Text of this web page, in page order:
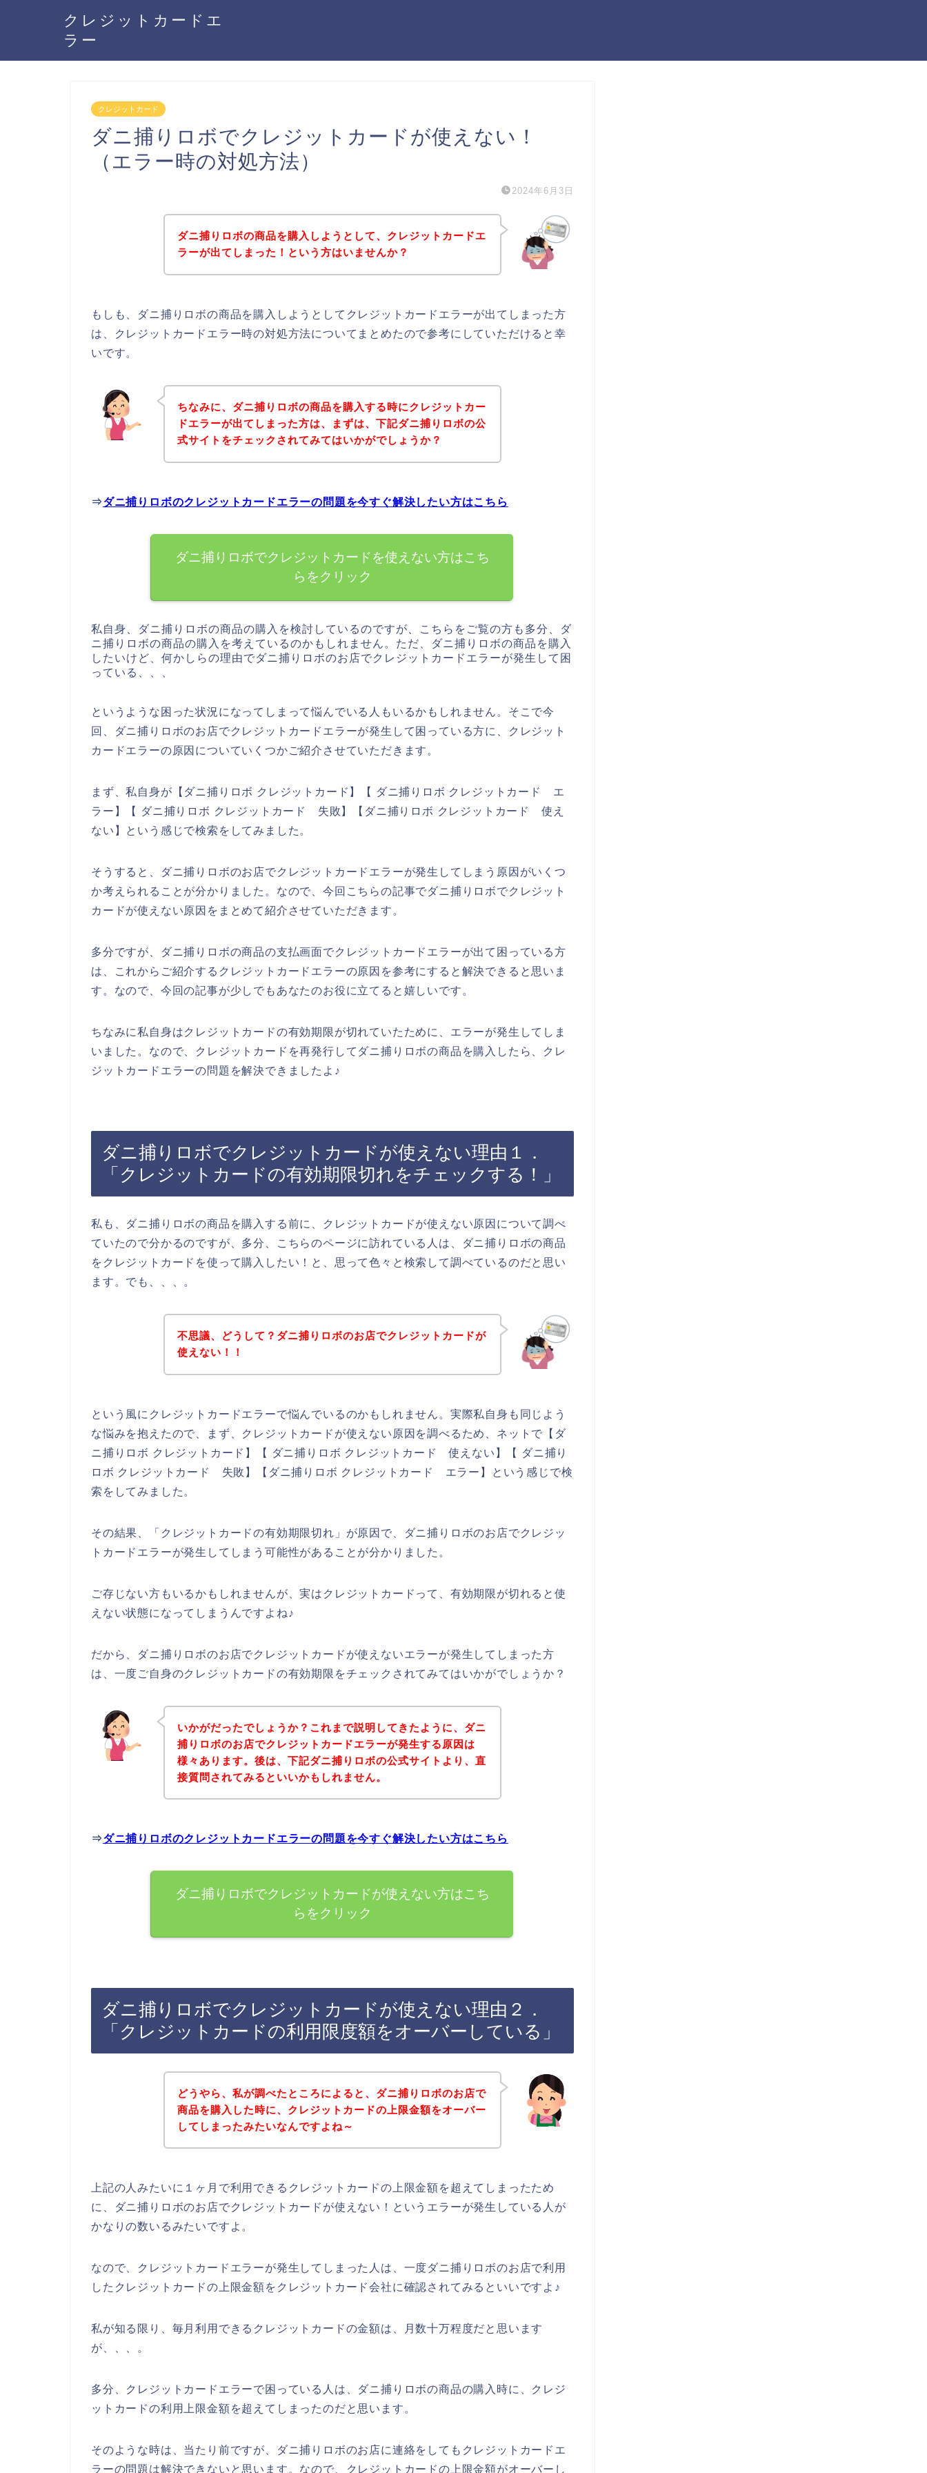
クレジットカードエ
ラー
クレジットカード
ダニ捕りロボでクレジットカードが使えない！
（エラー時の対処方法）
2024年6月3日
ダニ捕りロボの商品を購入しようとして、クレジットカードエ
ラーが出てしまった！という方はいませんか？
もしも、ダニ捕りロボの商品を購入しようとしてクレジットカードエラーが出てしまった方
は、クレジットカードエラー時の対処方法についてまとめたので参考にしていただけると幸
いです。
ちなみに、ダニ捕りロボの商品を購入する時にクレジットカー
ドエラーが出てしまった方は、まずは、下記ダニ捕りロボの公
式サイトをチェックされてみてはいかがでしょうか？
⇒ダニ捕りロボのクレジットカードエラーの問題を今すぐ解決したい方はこちら
ダニ捕りロボでクレジットカードを使えない方はこち
らをクリック
私自身、ダニ捕りロボの商品の購入を検討しているのですが、こちらをご覧の方も多分、ダ
ニ捕りロボの商品の購入を考えているのかもしれません。ただ、ダニ捕りロボの商品を購入
したいけど、何かしらの理由でダニ捕りロボのお店でクレジットカードエラーが発生して困
っている、、、
というような困った状況になってしまって悩んでいる人もいるかもしれません。そこで今
回、ダニ捕りロボのお店でクレジットカードエラーが発生して困っている方に、クレジット
カードエラーの原因についていくつかご紹介させていただきます。
まず、私自身が【ダニ捕りロボ クレジットカード】【 ダニ捕りロボ クレジットカード エ
ラー】【 ダニ捕りロボ クレジットカード 失敗】【ダニ捕りロボ クレジットカード 使え
ない】という感じで検索をしてみました。
そうすると、ダニ捕りロボのお店でクレジットカードエラーが発生してしまう原因がいくつ
か考えられることが分かりました。なので、今回こちらの記事でダニ捕りロボでクレジット
カードが使えない原因をまとめて紹介させていただきます。
多分ですが、ダニ捕りロボの商品の支払画面でクレジットカードエラーが出て困っている方
は、これからご紹介するクレジットカードエラーの原因を参考にすると解決できると思いま
す。なので、今回の記事が少しでもあなたのお役に立てると嬉しいです。
ちなみに私自身はクレジットカードの有効期限が切れていたために、エラーが発生してしま
いました。なので、クレジットカードを再発行してダニ捕りロボの商品を購入したら、クレ
ジットカードエラーの問題を解決できましたよ♪
ダニ捕りロボでクレジットカードが使えない理由１．
「クレジットカードの有効期限切れをチェックする！」
私も、ダニ捕りロボの商品を購入する前に、クレジットカードが使えない原因について調べ
ていたので分かるのですが、多分、こちらのページに訪れている人は、ダニ捕りロボの商品
をクレジットカードを使って購入したい！と、思って色々と検索して調べているのだと思い
ます。でも、、、。
不思議、どうして？ダニ捕りロボのお店でクレジットカードが
使えない！！
という風にクレジットカードエラーで悩んでいるのかもしれません。実際私自身も同じよう
な悩みを抱えたので、まず、クレジットカードが使えない原因を調べるため、ネットで【ダ
ニ捕りロボ クレジットカード】【 ダニ捕りロボ クレジットカード 使えない】【 ダニ捕り
ロボ クレジットカード 失敗】【ダニ捕りロボ クレジットカード エラー】という感じで検
索をしてみました。
その結果、「クレジットカードの有効期限切れ」が原因で、ダニ捕りロボのお店でクレジッ
トカードエラーが発生してしまう可能性があることが分かりました。
ご存じない方もいるかもしれませんが、実はクレジットカードって、有効期限が切れると使
えない状態になってしまうんですよね♪
だから、ダニ捕りロボのお店でクレジットカードが使えないエラーが発生してしまった方
は、一度ご自身のクレジットカードの有効期限をチェックされてみてはいかがでしょうか？
いかがだったでしょうか？これまで説明してきたように、ダニ
捕りロボのお店でクレジットカードエラーが発生する原因は
様々あります。後は、下記ダニ捕りロボの公式サイトより、直
接質問されてみるといいかもしれません。
⇒ダニ捕りロボのクレジットカードエラーの問題を今すぐ解決したい方はこちら
ダニ捕りロボでクレジットカードが使えない方はこち
らをクリック
ダニ捕りロボでクレジットカードが使えない理由２．
「クレジットカードの利用限度額をオーバーしている」
どうやら、私が調べたところによると、ダニ捕りロボのお店で
商品を購入した時に、クレジットカードの上限金額をオーバー
してしまったみたいなんですよね～
上記の人みたいに１ヶ月で利用できるクレジットカードの上限金額を超えてしまったため
に、ダニ捕りロボのお店でクレジットカードが使えない！というエラーが発生している人が
かなりの数いるみたいですよ。
なので、クレジットカードエラーが発生してしまった人は、一度ダニ捕りロボのお店で利用
したクレジットカードの上限金額をクレジットカード会社に確認されてみるといいですよ♪
私が知る限り、毎月利用できるクレジットカードの金額は、月数十万程度だと思います
が、、、。
多分、クレジットカードエラーで困っている人は、ダニ捕りロボの商品の購入時に、クレジ
ットカードの利用上限金額を超えてしまったのだと思います。
そのような時は、当たり前ですが、ダニ捕りロボのお店に連絡をしてもクレジットカードエ
ラーの問題は解決できないと思います。なので、クレジットカードの上限金額がオーバーし